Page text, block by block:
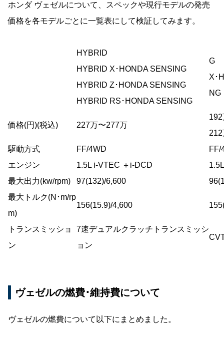
ホンダ ヴェゼルについて、スペックや現行モデルの発売
価格を各モデルごとに一覧表にして検証してみます。
HYBRID
HYBRID X･HONDA SENSING
HYBRID Z･HONDA SENSING
HYBRID RS･HONDA SENSING
G
X･
NG
価格(円)(税込) 227万〜277万
駆動方式
FF/4WD
FF/
エンジン
1.5L i-VTEC ＋i-DCD
最大出力(kw/rpm)
97(132)/6,600
最大トルク(N･m/rp
m)
156(15.9)/4,600
トランスミッショ
ン
7速デュアルクラッチトランスミッシ
ョン
ヴェゼルの燃費･維持費について
ヴェゼルの燃費について以下にまとめました。